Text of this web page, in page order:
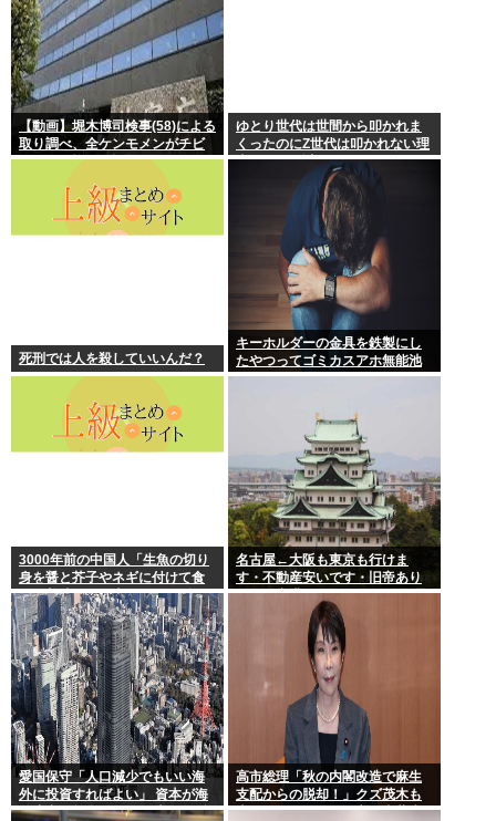
【動画】堀木博司検事(58)による
取り調べ、全ケンモメンがチビ
るくらい怖いと話題に
ゆとり世代は世間から叩かれま
くったのにZ世代は叩かれない理
由、マジで謎
死刑では人を殺していいんだ？
キーホルダーの金具を鉄製にし
たやつってゴミカスアホ無能池
沼？
3000年前の中国人「生魚の切り
身を醤と芥子やネギに付けて食
うと美味い」日本人は何故ずっ
とこのレベルで足踏みしてるの
か
名古屋←大阪も東京も行けま
す・不動産安いです・旧帝あり
ます・空港あります 不人気な理
愛国保守「人口減少でもいい海
外に投資すればよい」 資本が海
外流出し賃金もGDPも上がらず
高市総理「秋の内閣改造で麻生
支配からの脱却！」クズ茂木も
壺ホークもクビの一方で壺萩生